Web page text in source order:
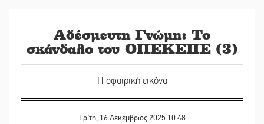
Αδέσμευτη Γνώμη: Το
σκάνδαλο του ΟΠΕΚΕΠΕ (3)
Η σφαιρική εικόνα
Τρίτη, 16 Δεκέμβριος 2025 10:48